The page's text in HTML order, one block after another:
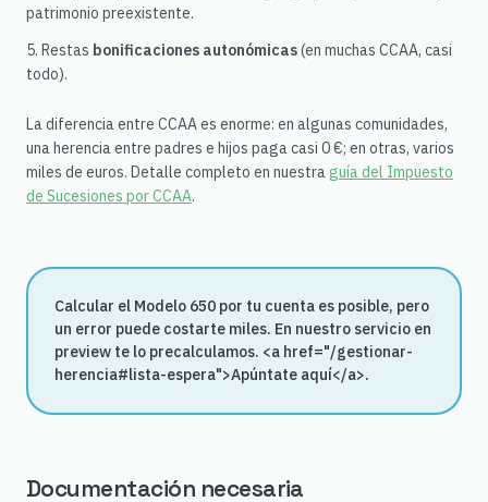
patrimonio preexistente.
Restas bonificaciones autonómicas(en muchas CCAA, casi
todo).
La diferencia entre CCAA es enorme: en algunas comunidades,
una herencia entre padres e hijos paga casi 0 €; en otras, varios
miles de euros. Detalle completo en nuestraguía del Impuesto
de Sucesiones por CCAA.
Calcular el Modelo 650 por tu cuenta es posible, pero
un error puede costarte miles. En nuestro servicio en
preview te lo precalculamos. <a href="/gestionar-
herencia#lista-espera">Apúntate aquí</a>.
Documentación necesaria